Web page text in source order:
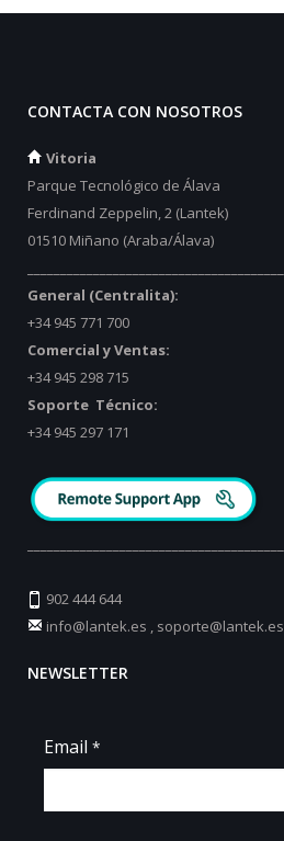
CONTACTA CON NOSOTROS
Vitoria
Parque Tecnológico de Álava
Ferdinand Zeppelin, 2 (Lantek)
01510 Miñano (Araba/Álava)
General (Centralita):
+34 945 771 700
Comercial y Ventas:
+34 945 298 715
Soporte Técnico:
+34 945 297 171
902 444 644
info@lantek.es , soporte@lantek.es
NEWSLETTER